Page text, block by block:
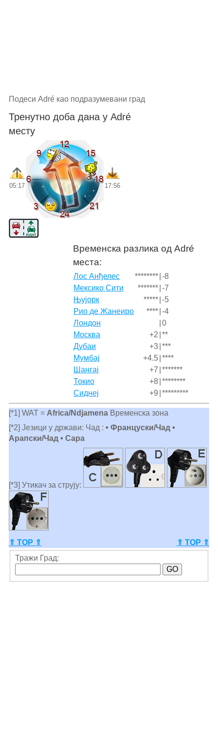
Подеси Adré као подразумевани град
Тренутно доба дана у Adré
месту
05:17 17:56
Временска разлика од Adré
места:
Лос Анђелес ******** -8
Мексико Сити
******* -7
Њујорк
***** -5
Рио де Жанеиро
**** -4
Лондон
0
Москва
+2 **
Дубаи
+3 ***
Мумбај
+4.5 ****
Шангај
+7 *******
Токио
+8 ********
Сиднеј
+9 *********
[*1] WAT = Africa/NdjamenaВременска зона
[*2] Језици у држави: Чад : • Француски/Чад •
Арапски/Чад • Сара
[*3] Утикач за струју:
⇑ TOP ⇑
⇑ TOP ⇑
Тражи Град: